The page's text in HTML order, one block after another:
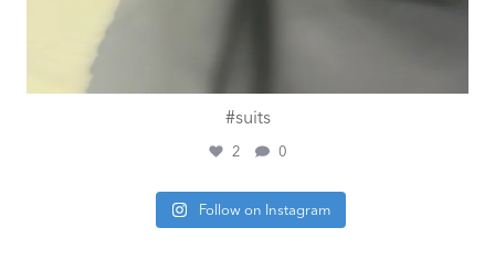
#suits
2 0
Follow on Instagram